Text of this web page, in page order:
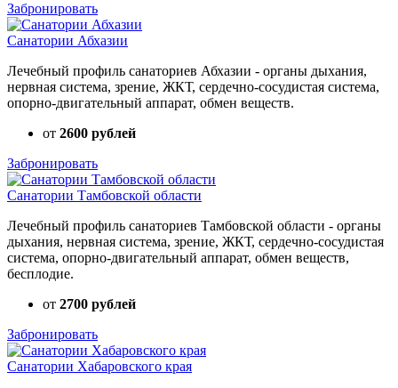
Забронировать
Санатории Абхазии
Лечебный профиль санаториев Абхазии - органы дыхания,
нервная система, зрение, ЖКТ, сердечно-сосудистая система,
опорно-двигательный аппарат, обмен веществ.
от 2600 рублей
Забронировать
Санатории Тамбовской области
Лечебный профиль санаториев Тамбовской области - органы
дыхания, нервная система, зрение, ЖКТ, сердечно-сосудистая
система, опорно-двигательный аппарат, обмен веществ,
бесплодие.
от 2700 рублей
Забронировать
Санатории Хабаровского края